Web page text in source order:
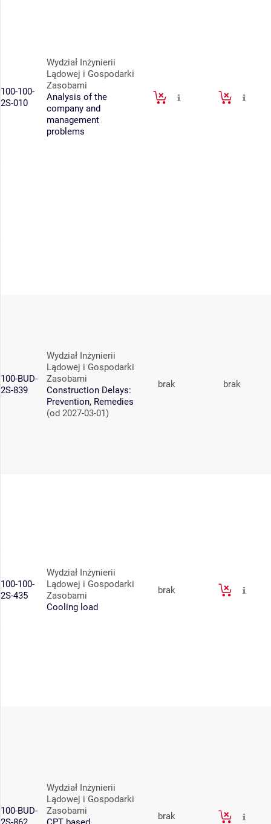
100-100-
2S-010
Wydział Inżynierii
Lądowej i Gospodarki
Zasobami
Analysis of the
company and
management
problems
100-BUD-
2S-839
Wydział Inżynierii
Lądowej i Gospodarki
Zasobami
Construction Delays:
Prevention, Remedies
(od 2027-03-01)
brak brak
100-100-
2S-435
Wydział Inżynierii
Lądowej i Gospodarki
Zasobami
Cooling load
brak
100-BUD-
Wydział Inżynierii
Lądowej i Gospodarki
Zasobami
brak